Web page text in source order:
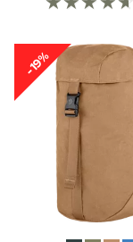
-19%